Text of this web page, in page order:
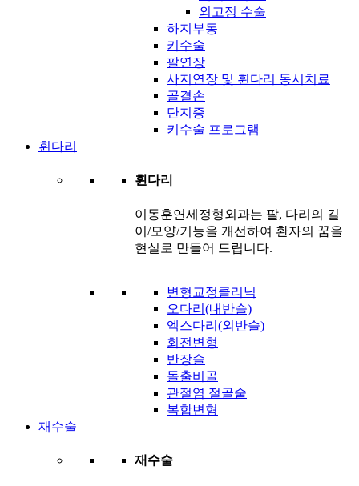
외고정 수술
하지부동
키수술
팔연장
사지연장 및 휜다리 동시치료
골결손
단지증
키수술 프로그램
휜다리
휜다리
이동훈연세정형외과는 팔, 다리의 길
이/모양/기능을 개선하여 환자의 꿈을
현실로 만들어 드립니다.
변형교정클리닉
오다리(내반슬)
엑스다리(외반슬)
회전변형
반장슬
돌출비골
관절염 절골술
복합변형
재수술
재수술